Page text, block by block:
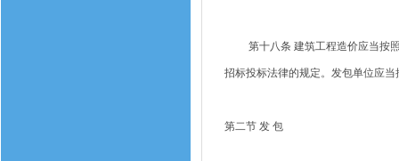
第十八条 建筑工程造价应当按照
招标投标法律的规定。发包单位应
第二节 发 包